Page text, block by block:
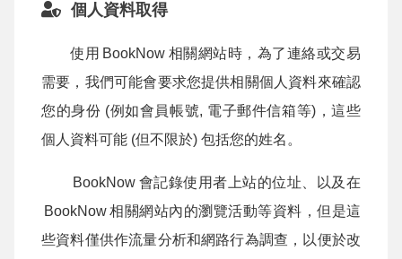
個人資料取得
使用 BookNow 相關網站時，為了連絡或交易
需要，我們可能會要求您提供相關個人資料來確認
您的身份 (例如會員帳號, 電子郵件信箱等)，這些
個人資料可能 (但不限於) 包括您的姓名。
BookNow 會記錄使用者上站的位址、以及在
BookNow相關網站內的瀏覽活動等資料，但是這
些資料僅供作流量分析和網路行為調查，以便於改